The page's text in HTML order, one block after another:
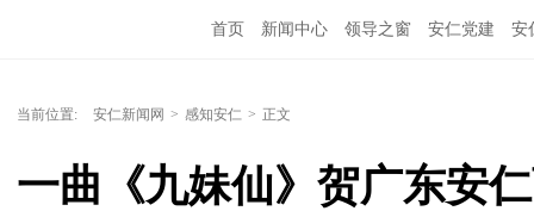
首页 新闻中心 领导之窗 安仁党建 安
当前位置: 安仁新闻网 > 感知安仁 > 正文
一曲《九妹仙》贺广东安